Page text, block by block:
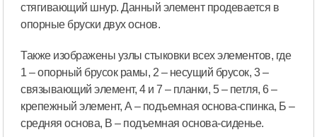
стягивающий шнур. Данный элемент продевается в
опорные бруски двух основ.
Также изображены узлы стыковки всех элементов, где
1 – опорный брусок рамы, 2 – несущий брусок, 3 –
связывающий элемент, 4 и 7 – планки, 5 – петля, 6 –
крепежный элемент, А – подъемная основа-спинка, Б –
средняя основа, В – подъемная основа-сиденье.